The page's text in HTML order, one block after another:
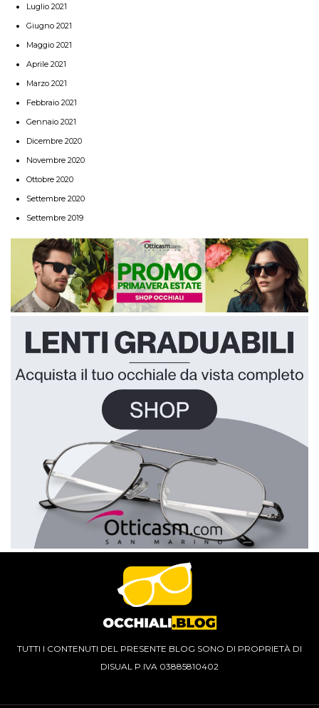
Luglio 2021
Giugno 2021
Maggio 2021
Aprile 2021
Marzo 2021
Febbraio 2021
Gennaio 2021
Dicembre 2020
Novembre 2020
Ottobre 2020
Settembre 2020
Settembre 2019
TUTTI I CONTENUTI DEL PRESENTE BLOG SONO DI PROPRIETÀ DI
DISUAL P.IVA 03885810402